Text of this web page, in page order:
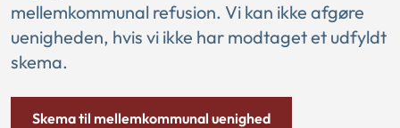
mellemkommunal refusion. Vi kan ikke afgøre
uenigheden, hvis vi ikke har modtaget et udfyldt
skema.
Skema til mellemkommunal uenighed